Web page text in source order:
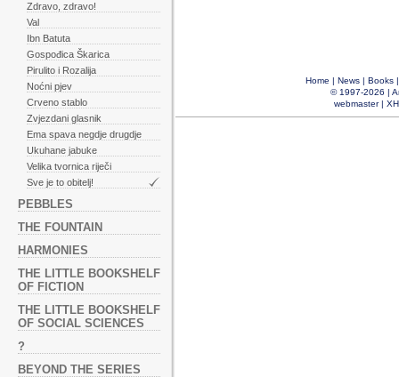
Zdravo, zdravo!
Val
Ibn Batuta
Gospođica Škarica
Pirulito i Rozalija
Noćni pjev
Crveno stablo
Zvjezdani glasnik
Ema spava negdje drugdje
Ukuhane jabuke
Velika tvornica riječi
Sve je to obitelj!
PEBBLES
THE FOUNTAIN
HARMONIES
THE LITTLE BOOKSHELF
OF FICTION
THE LITTLE BOOKSHELF
OF SOCIAL SCIENCES
?
BEYOND THE SERIES
Home | News| Books
© 1997-2026 |
webmaster|